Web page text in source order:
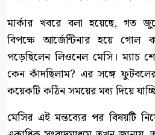
মার্কার খবরে বলা হয়েছে, গত
বিপক্ষে আর্জেন্টিনার হয়ে গোল
পড়েছিলেন লিওনেল মেসি। ম্যাচ
কেন কাঁদছিলাম? এর সঙ্গে
কয়েকটি কঠিন সময়ের মধ্য দিয়ে
মেসির এই মন্তব্যের পর বিষয়টি